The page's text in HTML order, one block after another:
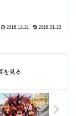
2016.12.21 2018.01.23
を見る